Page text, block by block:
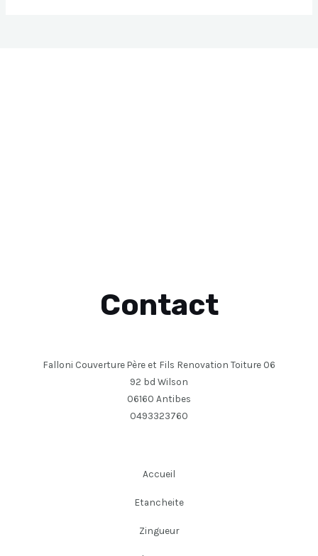
Contact
Falloni Couverture Père et Fils Renovation Toiture 06
92 bd Wilson
06160 Antibes
0493323760
Accueil
Etancheite
Zingueur